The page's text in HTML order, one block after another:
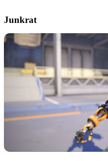
Junkrat